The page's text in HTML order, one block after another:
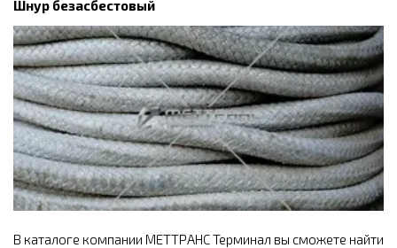
Шнур безасбестовый
В каталоге компании МЕТТРАНС Терминал вы сможете найти